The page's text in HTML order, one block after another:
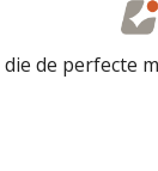
de perfecte